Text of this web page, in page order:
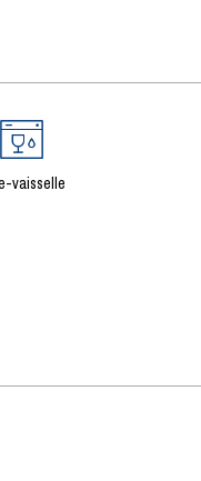
vaisselle